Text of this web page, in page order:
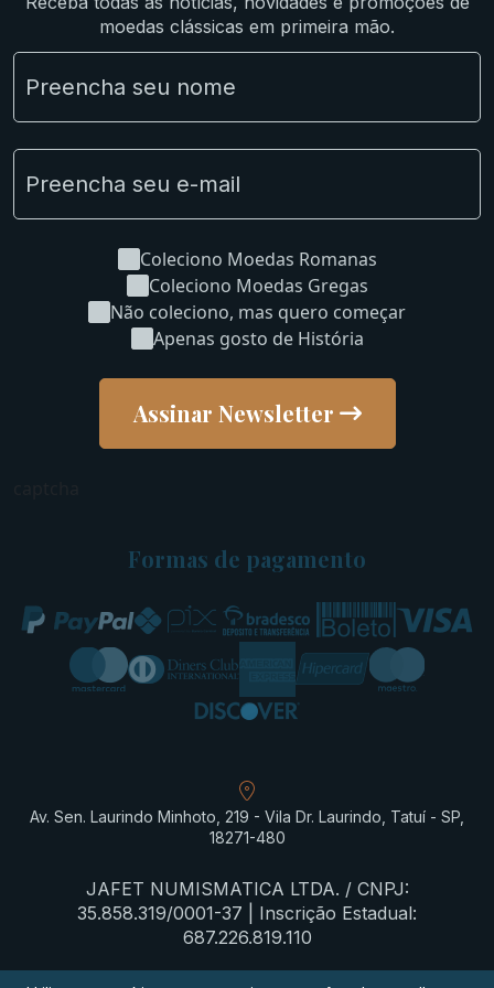
Material Numismático
NGC e NNC Encapsuladas
Novidades
moedas clássicas em primeira mão.
Coleciono Moedas Romanas
Coleciono Moedas Gregas
Não coleciono, mas quero começar
Apenas gosto de História
Assinar Newsletter
Formas de pagamento
Av. Sen. Laurindo Minhoto, 219 - Vila Dr. Laurindo, Tatuí - SP,
18271-480
JAFET NUMISMATICA LTDA. / CNPJ:
35.858.319/0001-37 | Inscrição Estadual:
687.226.819.110